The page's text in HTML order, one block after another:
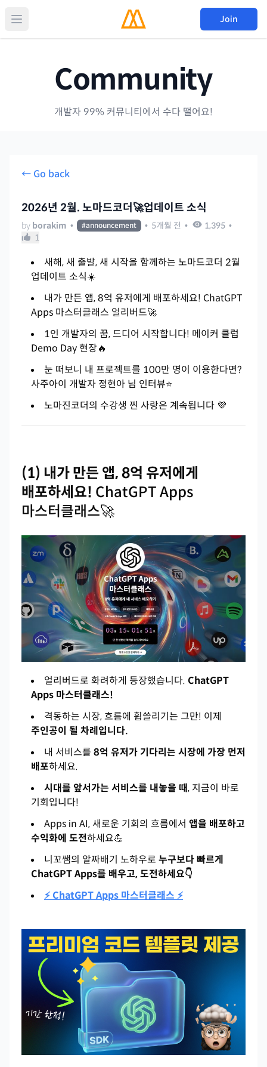
Join
Community
개발자 99% 커뮤니티에서 수다 떨어요!
← Go back
2026년 2월. 노마드코더🚀업데이트 소식
by borakim • #announcement • 5개월 전 • 1,395 •
1
새해, 새 출발, 새 시작을 함께하는 노마드코더 2월
업데이트 소식☀️
내가 만든 앱, 8억 유저에게 배포하세요! ChatGPT
Apps 마스터클래스 얼리버드🚀
1인 개발자의 꿈, 드디어 시작합니다! 메이커 클럽
Demo Day 현장🔥
눈 떠보니 내 프로젝트를 100만 명이 이용한다면?
사주아이 개발자 정현아 님 인터뷰⭐
노마진코더의 수강생 찐 사랑은 계속됩니다 💜
(1) 내가 만든 앱, 8억 유저에게
배포하세요! ChatGPT Apps
마스터클래스🚀
얼리버드로 화려하게 등장했습니다. ChatGPT
Apps 마스터클래스!
격동하는 시장, 흐름에 휩쓸리기는 그만! 이제
주인공이 될 차례입니다.
내 서비스를 8억 유저가 기다리는 시장에 가장 먼저
배포하세요.
시대를 앞서가는 서비스를 내놓을 때, 지금이 바로
기회입니다!
Apps in AI, 새로운 기회의 흐름에서 앱을 배포하고
수익화에 도전하세요💪
니꼬쌤의 알짜배기 노하우로 누구보다 빠르게
ChatGPT Apps를 배우고, 도전하세요👇
⚡ ChatGPT Apps 마스터클래스 ⚡